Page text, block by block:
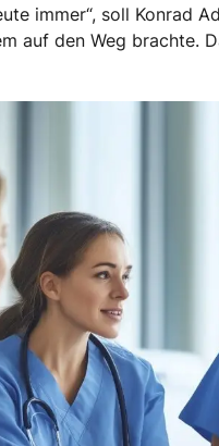
immer“, soll Konrad
auf den Weg brachte.